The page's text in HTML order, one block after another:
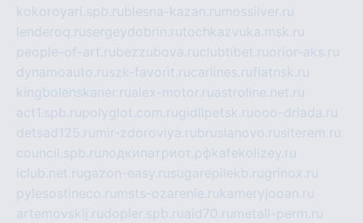
kokoroyari.spb.rublesna-kazan.ru mossilver.ru
lenderoq.rusergeydobrin.rutochkazvuka.msk.ru
people-of-art.rubezzubova.ruclubtibet.ruorior-aks.ru
dynamoauto.ruszk-favorit.rucarlines.ruflatnsk.ru
kingbolenskaner.rualex-motor.ruastroline.net.ru
act1.spb.rupolyglot.com.rugidlipetsk.ruooo-driada.ru
detsad125.ru mir-zdoroviya.rubruslanovo.rusiterem.ru
council.spb.ruлодкипатриот.рфkafekolizey.ru
iclub.net.rugazon-easy.rusugarepilekb.rugrinox.ru
pylesostineco.ru msts-ozarenie.rukameryjooan.ru
artemovskij.rudopler.spb.ruaid70.ru metall-perm.ru